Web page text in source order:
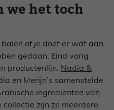
we het toch
of je doet er wat aan
gedaan. Eind vorig
productenlijn: Nadia &
en Merijn’s samenstelde
ingrediënten van
zijn ze meerdere